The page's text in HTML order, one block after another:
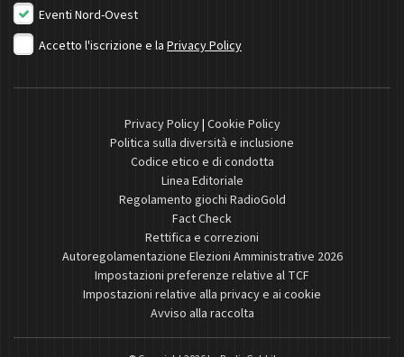
Eventi Nord-Ovest
Accetto l'iscrizione e la Privacy Policy
Privacy Policy| Cookie Policy
Politica sulla diversità e inclusione
Codice etico e di condotta
Linea Editoriale
Regolamento giochi RadioGold
Fact Check
Rettifica e correzioni
Autoregolamentazione Elezioni Amministrative 2026
Impostazioni preferenze relative al TCF
Impostazioni relative alla privacy e ai cookie
Avviso alla raccolta